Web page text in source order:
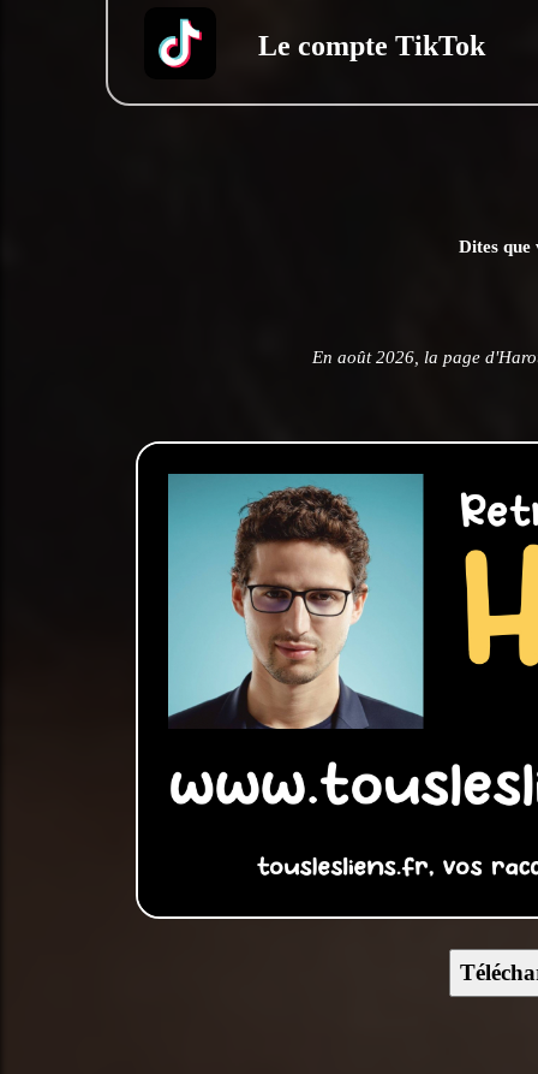
Le compte TikTok
Dites que
En août 2026, la page